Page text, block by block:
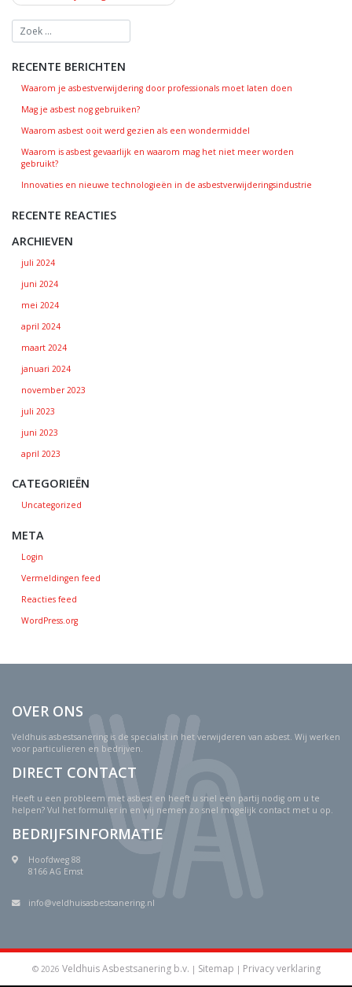
RECENTE BERICHTEN
Waarom je asbestverwijdering door professionals moet laten doen
Mag je asbest nog gebruiken?
Waarom asbest ooit werd gezien als een wondermiddel
Waarom is asbest gevaarlijk en waarom mag het niet meer worden
gebruikt?
Innovaties en nieuwe technologieën in de asbestverwijderingsindustrie
RECENTE REACTIES
ARCHIEVEN
juli 2024
juni 2024
mei 2024
april 2024
maart 2024
januari 2024
november 2023
juli 2023
juni 2023
april 2023
CATEGORIEËN
Uncategorized
META
Login
Vermeldingen feed
Reacties feed
WordPress.org
OVER ONS
Veldhuis asbestsanering is de specialist in het verwijderen van asbest. Wij werken
voor particulieren en bedrijven.
DIRECT CONTACT
Heeft u een probleem met asbest en heeft u snel een partij nodig om u te
helpen? Vul het formulier in en wij nemen zo snel mogelijk contact met u op.
BEDRIJFSINFORMATIE
Hoofdweg 88
8166 AG Emst
info@veldhuisasbestsanering.nl
© 2026 Veldhuis Asbestsanering b.v. | Sitemap | Privacy verklaring